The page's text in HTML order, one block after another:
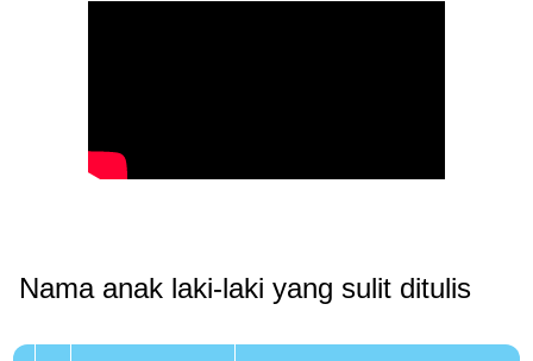
Nama anak laki-laki yang sulit ditulis